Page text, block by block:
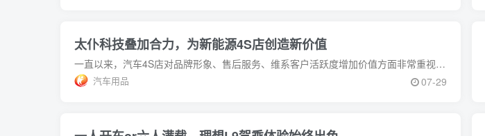
太仆科技叠加合力，为新能源4S店创造新价值
一直以来，汽车4S店对品牌形象、售后服务、维系客户活跃度增加价值方面非常重视，不断发掘新的内容和价值呈现。近日，杭州某家新能源4S店就安装了一台太仆无人智能洗车
汽车用品 07-29